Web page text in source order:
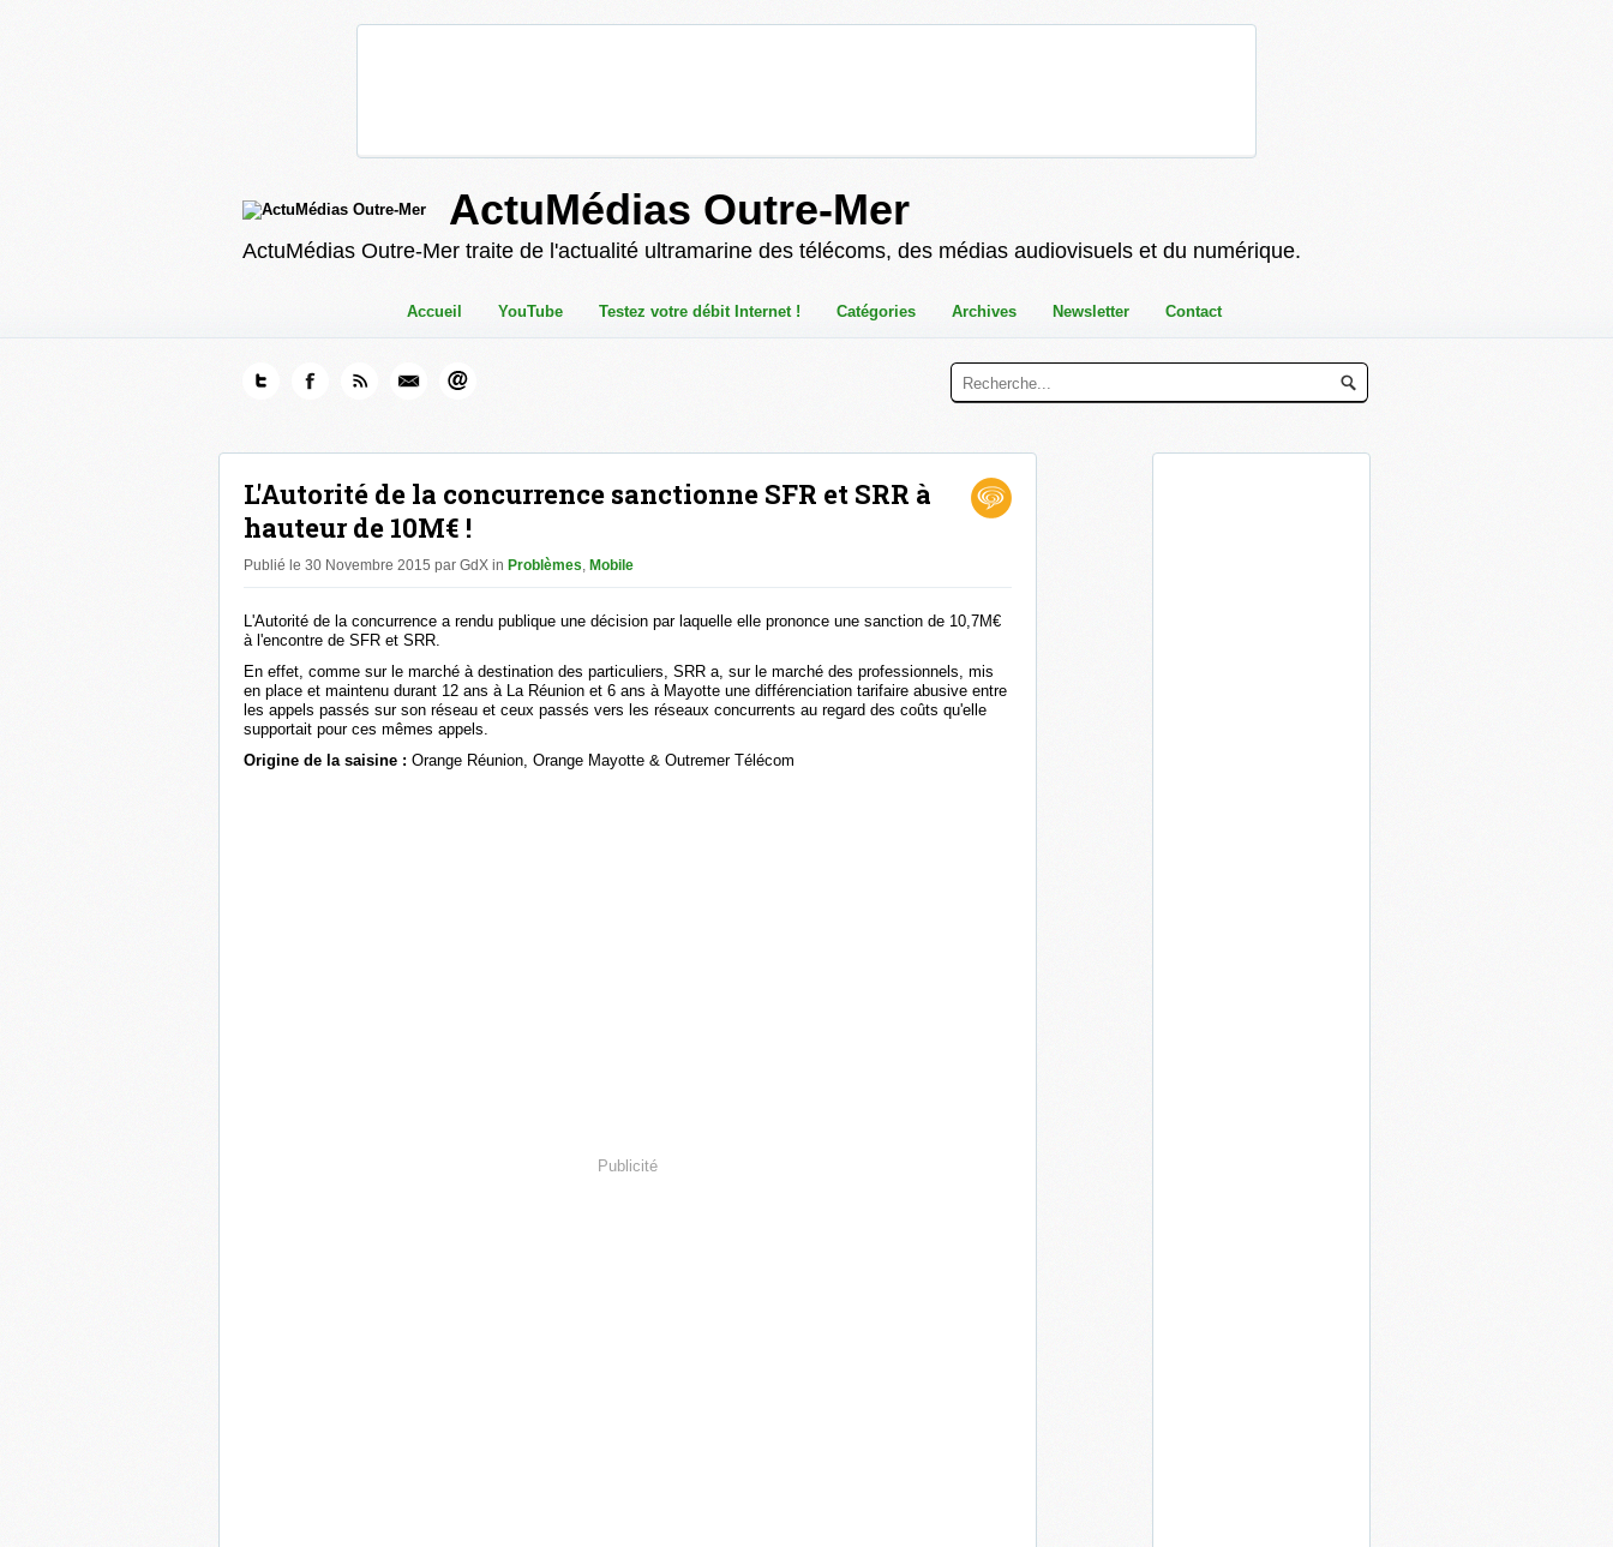
ActuMédias Outre-Mer
ActuMédias Outre-Mer traite de l'actualité ultramarine des télécoms, des médias audiovisuels et du numérique.
Accueil YouTube Testez votre débit Internet ! Catégories Archives Newsletter Contact
L'Autorité de la concurrence sanctionne SFR et SRR à
hauteur de 10M€ !
Publié le 30 Novembre 2015 par GdX in Problèmes, Mobile
L'Autorité de la concurrence a rendu publique une décision par laquelle elle prononce une sanction de 10,7M€
à l'encontre de SFR et SRR.
En effet, comme sur le marché à destination des particuliers, SRR a, sur le marché des professionnels, mis
en place et maintenu durant 12 ans à La Réunion et 6 ans à Mayotte une différenciation tarifaire abusive entre
les appels passés sur son réseau et ceux passés vers les réseaux concurrents au regard des coûts qu'elle
supportait pour ces mêmes appels.
Origine de la saisine : Orange Réunion, Orange Mayotte & Outremer Télécom
Publicité